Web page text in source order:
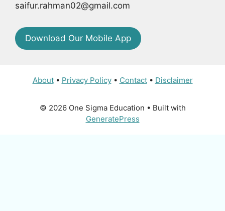
saifur.rahman02@gmail.com
Download Our Mobile App
About• Privacy Policy• Contact• Disclaimer
© 2026 One Sigma Education • Built with
GeneratePress